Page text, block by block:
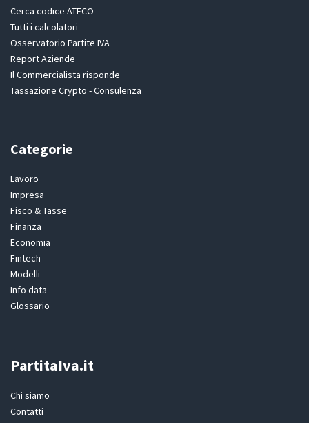
Cerca codice ATECO
Tutti i calcolatori
Osservatorio Partite IVA
Report Aziende
Il Commercialista risponde
Tassazione Crypto - Consulenza
Categorie
Lavoro
Impresa
Fisco & Tasse
Finanza
Economia
Fintech
Modelli
Info data
Glossario
PartitaIva.it
Chi siamo
Contatti